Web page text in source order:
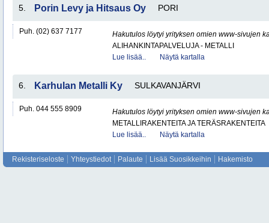
5. Porin Levy ja Hitsaus Oy PORI
Puh. (02) 637 7177
Hakutulos löytyi yrityksen omien www-sivujen
ALIHANKINTAPALVELUJA - METALLI
Lue lisää..
Näytä kartalla
6. Karhulan Metalli Ky SULKAVANJÄRVI
Puh. 044 555 8909
Hakutulos löytyi yrityksen omien www-sivujen
METALLIRAKENTEITA JA TERÄSRAKENTEITA
Lue lisää..
Näytä kartalla
Rekisteriseloste Yhteystiedot Palaute Lisää Suosikkeihin Hakemisto